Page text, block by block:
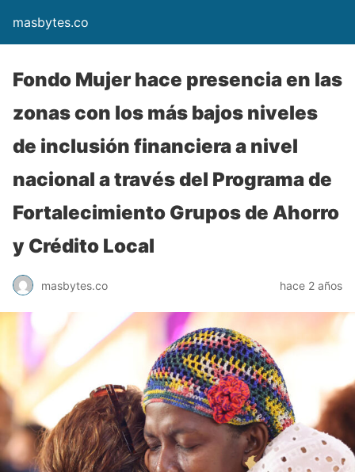
masbytes.co
Fondo Mujer hace presencia en las
zonas con los más bajos niveles
de inclusión financiera a nivel
nacional a través del Programa de
Fortalecimiento Grupos de Ahorro
y Crédito Local
masbytes.co hace 2 años